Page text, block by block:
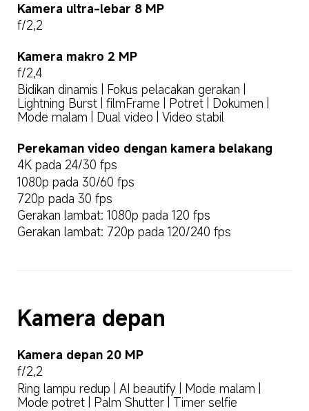
Kamera ultra-lebar 8 MP
f/2,2
Kamera makro 2 MP
f/2,4
Bidikan dinamis | Fokus pelacakan gerakan |
Lightning Burst | filmFrame | Potret | Dokumen |
Mode malam | Dual video | Video stabil
Perekaman video dengan kamera belakang
4K pada 24/30 fps
1080p pada 30/60 fps
720p pada 30 fps
Gerakan lambat: 1080p pada 120 fps
Gerakan lambat: 720p pada 120/240 fps
Kamera depan
Kamera depan 20 MP
f/2,2
Ring lampu redup | AI beautify | Mode malam |
Mode potret | Palm Shutter | Timer selfie